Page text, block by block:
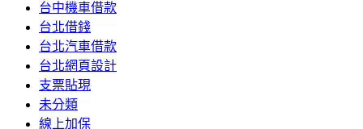
台中機車借款
台北借錢
台北汽車借款
台北網頁設計
支票貼現
未分類
線上加保